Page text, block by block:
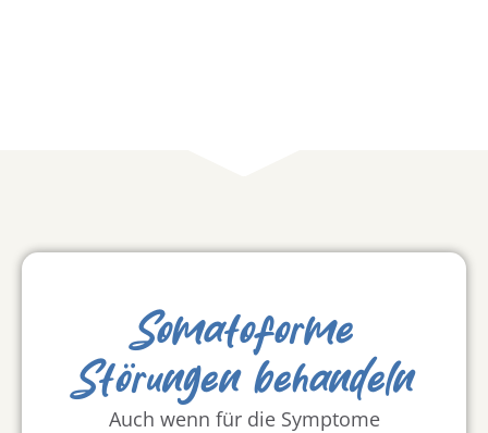
Somatoforme
Störungen behandeln
Auch wenn für die Symptome